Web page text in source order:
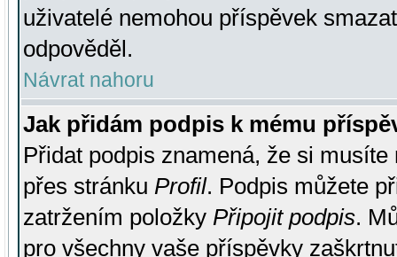
uživatelé nemohou příspěvek
odpověděl.
Návrat nahoru
Jak přidám podpis k mému
Přidat podpis znamená, že si
přes stránku Profil. Podpis můžete
zatržením položky Připojit podpis.
pro všechny vaše příspěvky